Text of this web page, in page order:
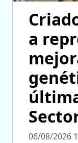
a
06/08/2026